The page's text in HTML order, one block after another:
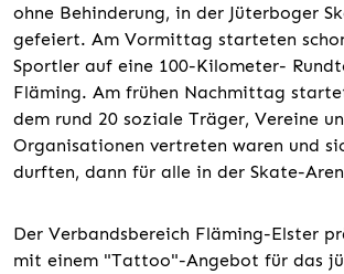
ohne Behinderung, in der Jüterboger
gefeiert. Am Vormittag starteten
Sportler auf eine 100-Kilometer-
Fläming. Am frühen Nachmittag
dem rund 20 soziale Träger, Vereine
Organisationen vertreten waren und
durften, dann für alle in der Skate-
Der Verbandsbereich Fläming-Elster
mit einem "Tattoo"-Angebot für das